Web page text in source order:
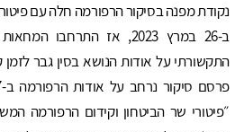
נקודת מפנה בסיקור הרפורמה חלה עם
ב-26 במרץ 2023, אז
התקשורתי על אודות הנושא בסין גבר
״פיטורי שר הביטחון וקידום הרפורמה